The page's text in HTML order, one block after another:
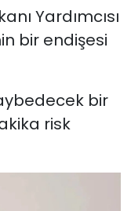
Yardımcısı
bir endişesi
bir
risk